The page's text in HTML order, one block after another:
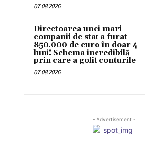
07 08 2026
Directoarea unei mari
companii de stat a furat
850.000 de euro în doar 4
luni! Schema incredibilă
prin care a golit conturile
07 08 2026
- Advertisement -